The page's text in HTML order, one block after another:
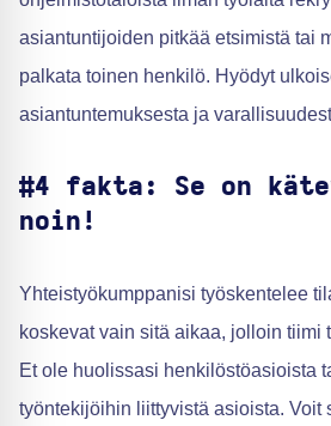
asiantuntijoiden pitkää etsimistä tai
palkata toinen henkilö. Hyödyt
asiantuntemuksesta ja
#4 fakta: Se on
noin!
Yhteistyökumppanisi työskentelee
koskevat vain sitä aikaa, jolloin tiimi
Et ole huolissasi henkilöstöasioista
työntekijöihin liittyvistä asioista. Voit